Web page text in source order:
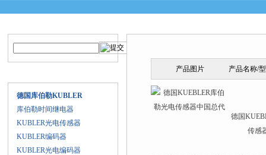
德国库伯勒KUBLER
库伯勒时间继电器
KUBLER光电传感器
KUBLER编码器
KUBLER光电编码器
产品图片 产品名称/
德国
传感